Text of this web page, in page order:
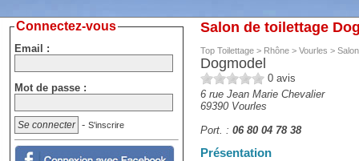
Salon de toilettage
Top Toilettage > Rhône > Vourles >
Dogmodel
0 avis
6 rue Jean Marie Chevalier
69390 Vourles
Port. : 06 80 04 78 38
Présentation
Connectez-vous
Email :
Mot de passe :
- S'inscrire